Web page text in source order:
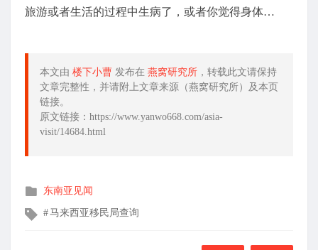
旅游或者生活的过程中生病了，或者你觉得身体…
本文由 楼下小曹 发布在 燕窝研究所 ，转载此文请保持
文章完整性，并请附上文章来源（燕窝研究所）及本页
链接。
原文链接：https://www.yanwo668.com/asia-
visit/14684.html
发
在
东南亚见闻
文马来西亚移民局查询